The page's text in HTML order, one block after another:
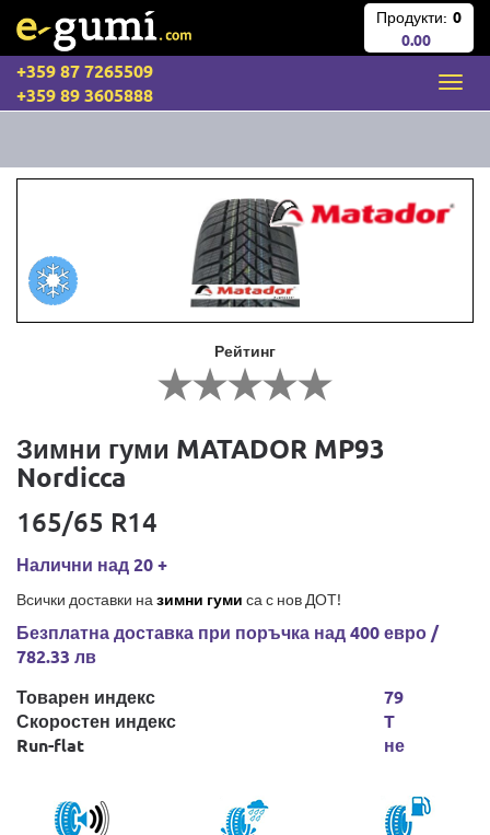
Продукти: 0
0.00
+359 87 7265509
+359 89 3605888
Рейтинг
Зимни гуми MATADOR MP93
Nordicca
165/65 R14
Налични над 20 +
Всички доставки на зимни гуми са с нов ДОТ!
Безплатна доставка при поръчка над 400 евро /
782.33 лв
Товарен индекс
Скоростен индекс
Run-flat
79
T
не